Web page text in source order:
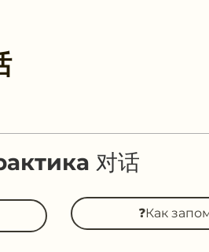
对话
❓Как